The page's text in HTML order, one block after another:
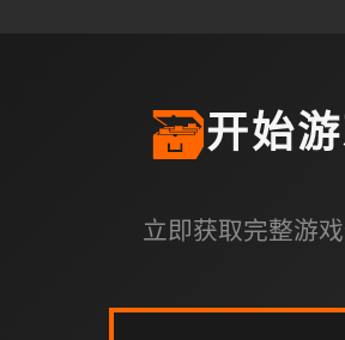
🗃️开始
立即获取完整游